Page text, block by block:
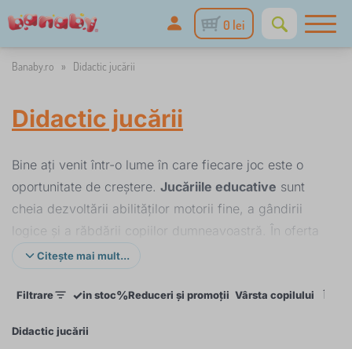
0 lei
Banaby.ro » Didactic jucării
Didactic jucării
Bine ați venit într-o lume în care fiecare joc este o
oportunitate de creștere. Jucăriile educative sunt
cheia dezvoltării abilităților motorii fine, a gândirii
logice și a răbdării copiilor dumneavoastră. În oferta
noastră veți găsi piese atent selectate, de la
magnetice, care îi vor distra pe micii exploratori ore
pentru predare sau
Citește mai mult...
Filtrare ✓in stoc%Reduceri și promoții Vârsta copilului
Didactic jucării